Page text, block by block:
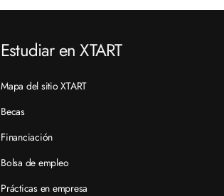
Estudiar en XTART
Mapa del sitio XTART
Becas
Financiación
Bolsa de empleo
Prácticas en empresa